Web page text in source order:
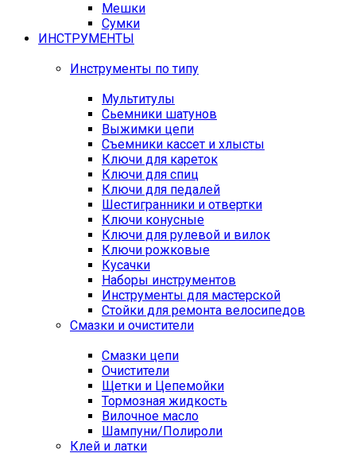
Мешки
Сумки
ИНСТРУМЕНТЫ
Инструменты по типу
Мультитулы
Сьемники шатунов
Выжимки цепи
Съемники кассет и хлысты
Ключи для кареток
Ключи для спиц
Ключи для педалей
Шестигранники и отвертки
Ключи конусные
Ключи для рулевой и вилок
Ключи рожковые
Кусачки
Наборы инструментов
Инструменты для мастерской
Стойки для ремонта велосипедов
Смазки и очистители
Смазки цепи
Очистители
Щетки и Цепемойки
Тормозная жидкость
Вилочное масло
Шампуни/Полироли
Клей и латки